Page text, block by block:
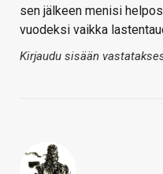
sen jälkeen menisi
vuodeksi vaikka
Kirjaudu sisään